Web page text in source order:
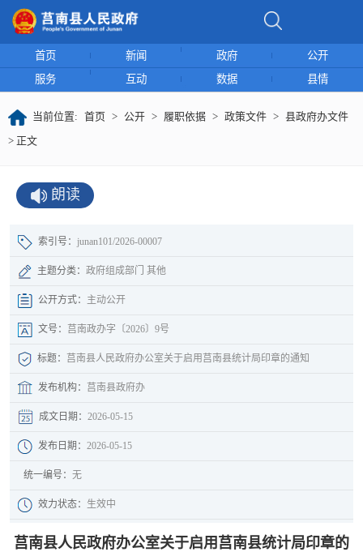
首页 新闻 政府
公开
服务
互动 数据 县情
当前位置: 首页 > 公开 > 履职依据 > 政策文件 > 县政府办文件
> 正文
朗读
索引号： junan101/2026-00007
主题分类： 政府组成部门 其他
公开方式： 主动公开
文号： 莒南政办字〔2026〕9号
标题： 莒南县人民政府办公室关于启用莒南县统计局印章的通知
发布机构： 莒南县政府办
成文日期： 2026-05-15
发布日期： 2026-05-15
统一编号： 无
效力状态： 生效中
莒南县人民政府办公室关于启用莒南县统计局印章的